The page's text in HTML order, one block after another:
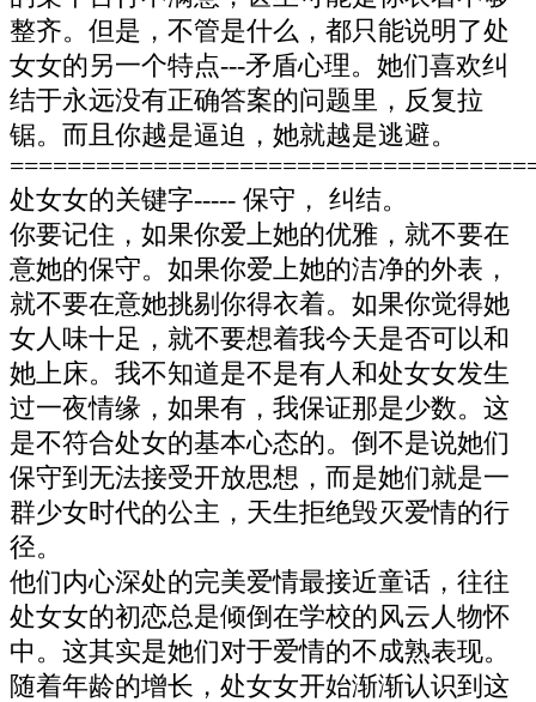
整齐。但是，不管是什么，都只能说明了处
女女的另一个特点---矛盾心理。她们喜欢纠
结于永远没有正确答案的问题里，反复拉
锯。而且你越是逼迫，她就越是逃避。
处女女的关键字----- 保守， 纠结。
你要记住，如果你爱上她的优雅，就不要在
意她的保守。如果你爱上她的洁净的外表，
就不要在意她挑剔你得衣着。如果你觉得她
女人味十足，就不要想着我今天是否可以和
她上床。我不知道是不是有人和处女女发生
过一夜情缘，如果有，我保证那是少数。这
是不符合处女的基本心态的。倒不是说她们
保守到无法接受开放思想，而是她们就是一
群少女时代的公主，天生拒绝毁灭爱情的行
径。
他们内心深处的完美爱情最接近童话，往往
处女女的初恋总是倾倒在学校的风云人物怀
中。这其实是她们对于爱情的不成熟表现。
随着年龄的增长，处女女开始渐渐认识到这